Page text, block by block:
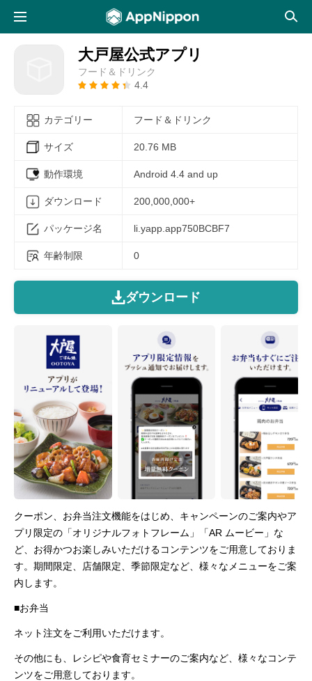
大戸屋公式アプリ
フード＆ドリンク
4.4
カテゴリー フード＆ドリンク
サイズ 20.76 MB
動作環境 Android 4.4 and up
ダウンロード 200,000,000+
パッケージ名 li.yapp.app750BCBF7
年齢制限 0
ダウンロード
クーポン、お弁当注文機能をはじめ、キャンペーンのご案内やア
プリ限定の「オリジナルフォトフレーム」「AR ムービー」な
ど、お得かつお楽しみいただけるコンテンツをご用意しておりま
す。期間限定、店舗限定、季節限定など、様々なメニューをご案
内します。
■お弁当
ネット注文をご利用いただけます。
その他にも、レシピや食育セミナーのご案内など、様々なコンテ
ンツをご用意しております。